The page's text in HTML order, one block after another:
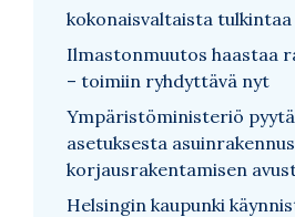
kokonaisvaltaista tulkintaa
Ilmastonmuutos haastaa
– toimiin ryhdyttävä nyt
Ympäristöministeriö
asetuksesta
korjausrakentamisen
Helsingin kaupunki